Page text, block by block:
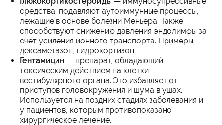
средства, подавляют аутоиммунные процессы,
лежащие в основе болезни Меньера. Также
способствуют снижению давления эндолимфы за
счет усиления ионного транспорта. Примеры:
дексаметазон, гидрокортизон.
Гентамицин — препарат, обладающий
токсическим действием на клетки
вестибулярного органа. Это избавляет от
приступов головокружения и шума в ушах.
Используется на поздних стадиях заболевания и
у пациентов, которым противопоказано
хирургическое лечение.